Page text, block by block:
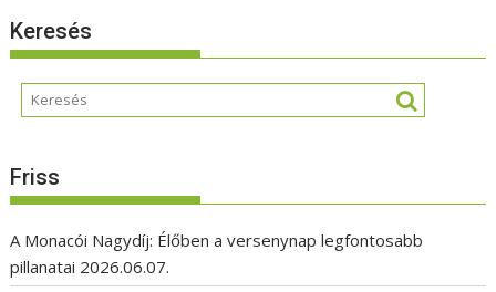
Keresés
Friss
A Monacói Nagydíj: Élőben a versenynap legfontosabb
pillanatai 2026.06.07.